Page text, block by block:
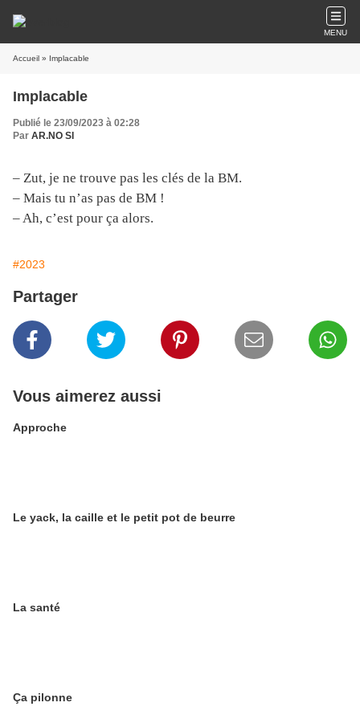
MENU
Accueil » Implacable
Implacable
Publié le 23/09/2023 à 02:28
Par AR.NO SI
– Zut, je ne trouve pas les clés de la BM.
– Mais tu n’as pas de BM !
– Ah, c’est pour ça alors.
#2023
Partager
Vous aimerez aussi
Approche
Le yack, la caille et le petit pot de beurre
La santé
Ça pilonne